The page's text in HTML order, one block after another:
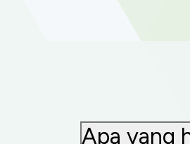
Apa yang